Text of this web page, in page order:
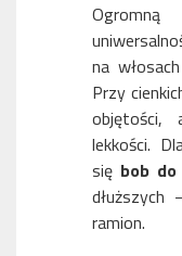
na
Przy
objętości,
lekkości.
się bob
dłuższych
ramion.